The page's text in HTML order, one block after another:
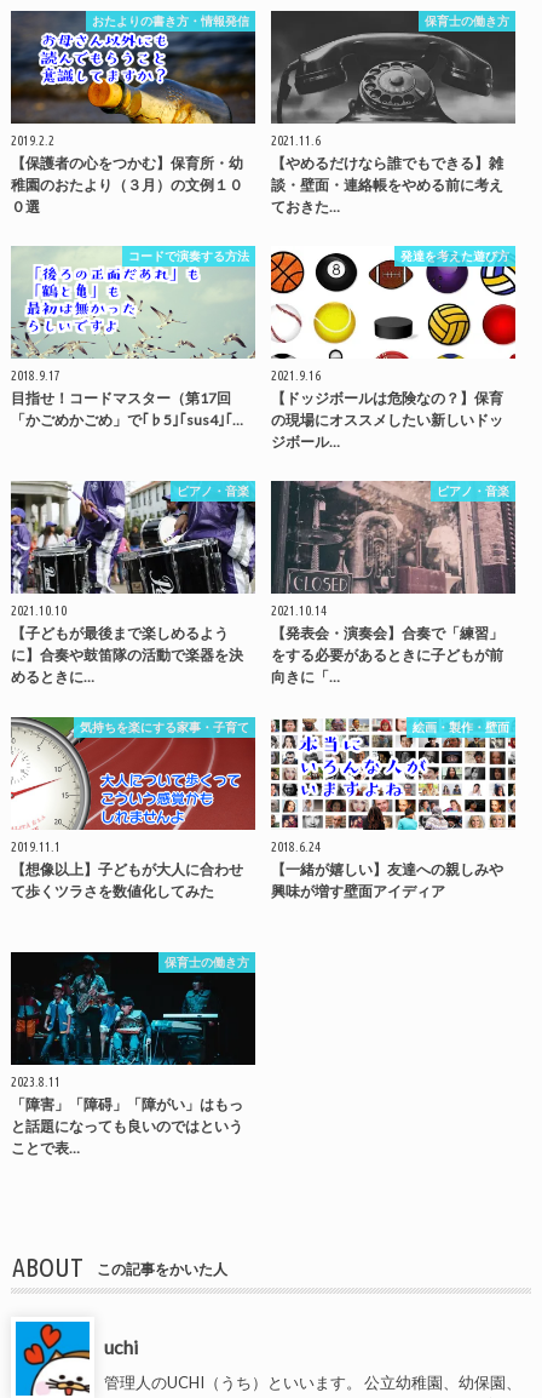
おたよりの書き方・情報発信
2019.2.2
【保護者の心をつかむ】保育所・幼
稚園のおたより（３月）の文例１０
０選
保育士の働き方
2021.11.6
【やめるだけなら誰でもできる】雑
談・壁面・連絡帳をやめる前に考え
ておきた…
コードで演奏する方法
2018.9.17
目指せ！コードマスター（第17回
「かごめかごめ」で｢♭5｣｢sus4｣｢…
発達を考えた遊び方
2021.9.16
【ドッジボールは危険なの？】保育
の現場にオススメしたい新しいドッ
ジボール…
ピアノ・音楽
2021.10.10
【子どもが最後まで楽しめるよう
に】合奏や鼓笛隊の活動で楽器を決
めるときに…
ピアノ・音楽
2021.10.14
【発表会・演奏会】合奏で「練習」
をする必要があるときに子どもが前
向きに「…
気持ちを楽にする家事・子育て
2019.11.1
【想像以上】子どもが大人に合わせ
て歩くツラさを数値化してみた
絵画・製作・壁面
2018.6.24
【一緒が嬉しい】友達への親しみや
興味が増す壁面アイディア
保育士の働き方
2023.8.11
「障害」「障碍」「障がい」はもっ
と話題になっても良いのではという
ことで表…
ABOUT この記事をかいた人
uchi
管理人のUCHI（うち）といいます。 公立幼稚園、幼保園、